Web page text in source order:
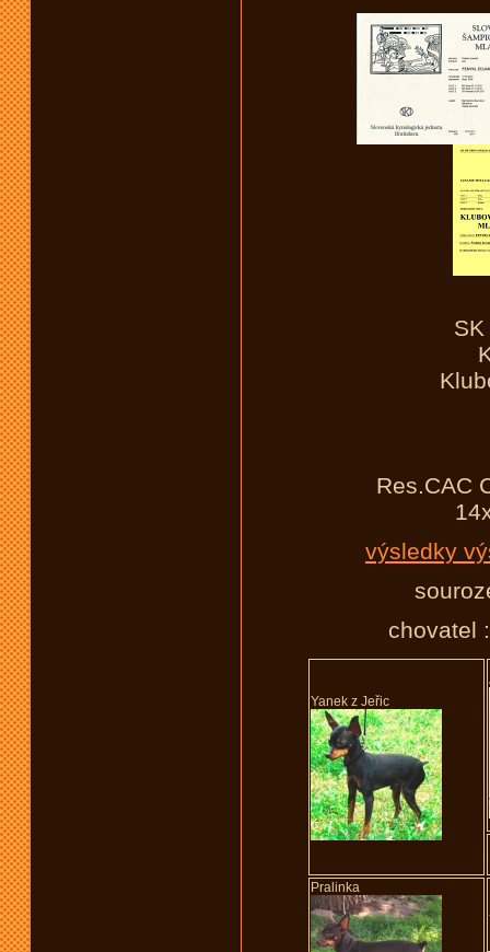
Res.CAC
výsledky
chovatel
Yanek z Jeřic
Pralinka